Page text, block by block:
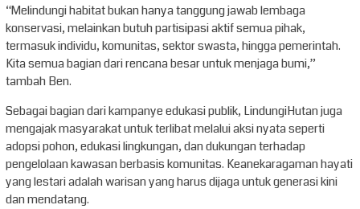
“Melindungi habitat bukan hanya tanggung jawab lembaga
konservasi, melainkan butuh partisipasi aktif semua pihak,
termasuk individu, komunitas, sektor swasta, hingga pemerintah.
Kita semua bagian dari rencana besar untuk menjaga bumi,”
tambah Ben.
Sebagai bagian dari kampanye edukasi publik, LindungiHutan juga
mengajak masyarakat untuk terlibat melalui aksi nyata seperti
adopsi pohon, edukasi lingkungan, dan dukungan terhadap
pengelolaan kawasan berbasis komunitas. Keanekaragaman hayati
yang lestari adalah warisan yang harus dijaga untuk generasi kini
dan mendatang.